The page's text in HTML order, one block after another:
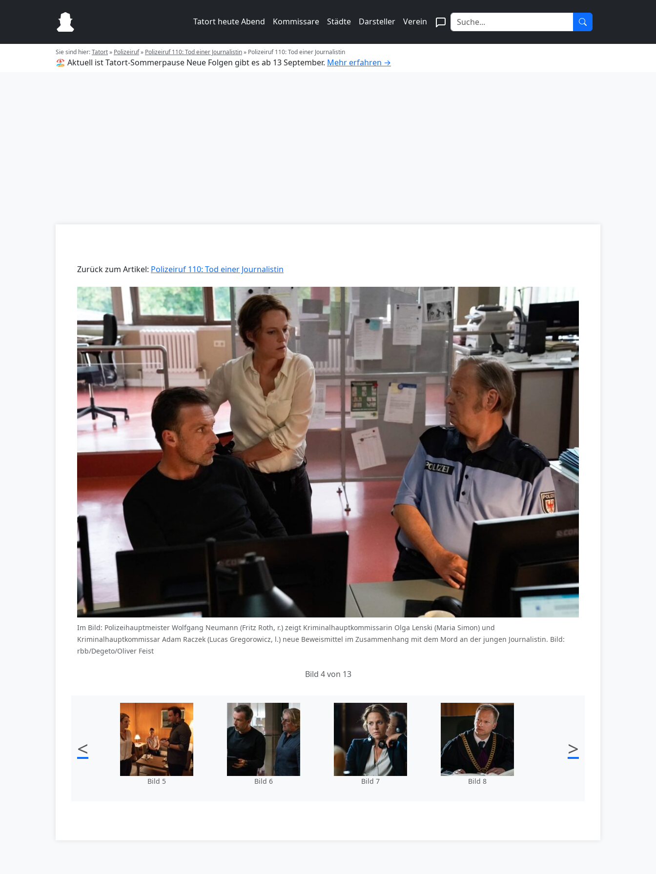
Tatort heute Abend Kommissare Städte Darsteller Verein
Sie sind hier:Tatort» Polizeiruf» Polizeiruf 110: Tod einer Journalistin» Polizeiruf 110: Tod einer Journalistin
🏖️ Aktuell ist Tatort-Sommerpause Neue Folgen gibt es ab 13 September. Mehr erfahren →
Zurück zum Artikel: Polizeiruf 110: Tod einer Journalistin
Im Bild: Polizeihauptmeister Wolfgang Neumann (Fritz Roth, r.) zeigt Kriminalhauptkommissarin Olga Lenski (Maria Simon) und
Kriminalhauptkommissar Adam Raczek (Lucas Gregorowicz, l.) neue Beweismittel im Zusammenhang mit dem Mord an der jungen Journalistin. Bild:
rbb/Degeto/Oliver Feist
Bild 4 von 13
<
Bild 5 Bild 6 Bild 7 Bild 8
>